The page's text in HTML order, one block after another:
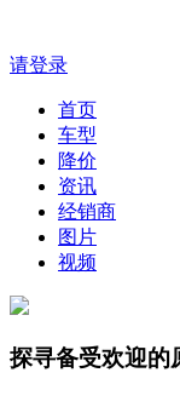
请登录
首页
车型
降价
资讯
经销商
图片
视频
探寻备受欢迎的